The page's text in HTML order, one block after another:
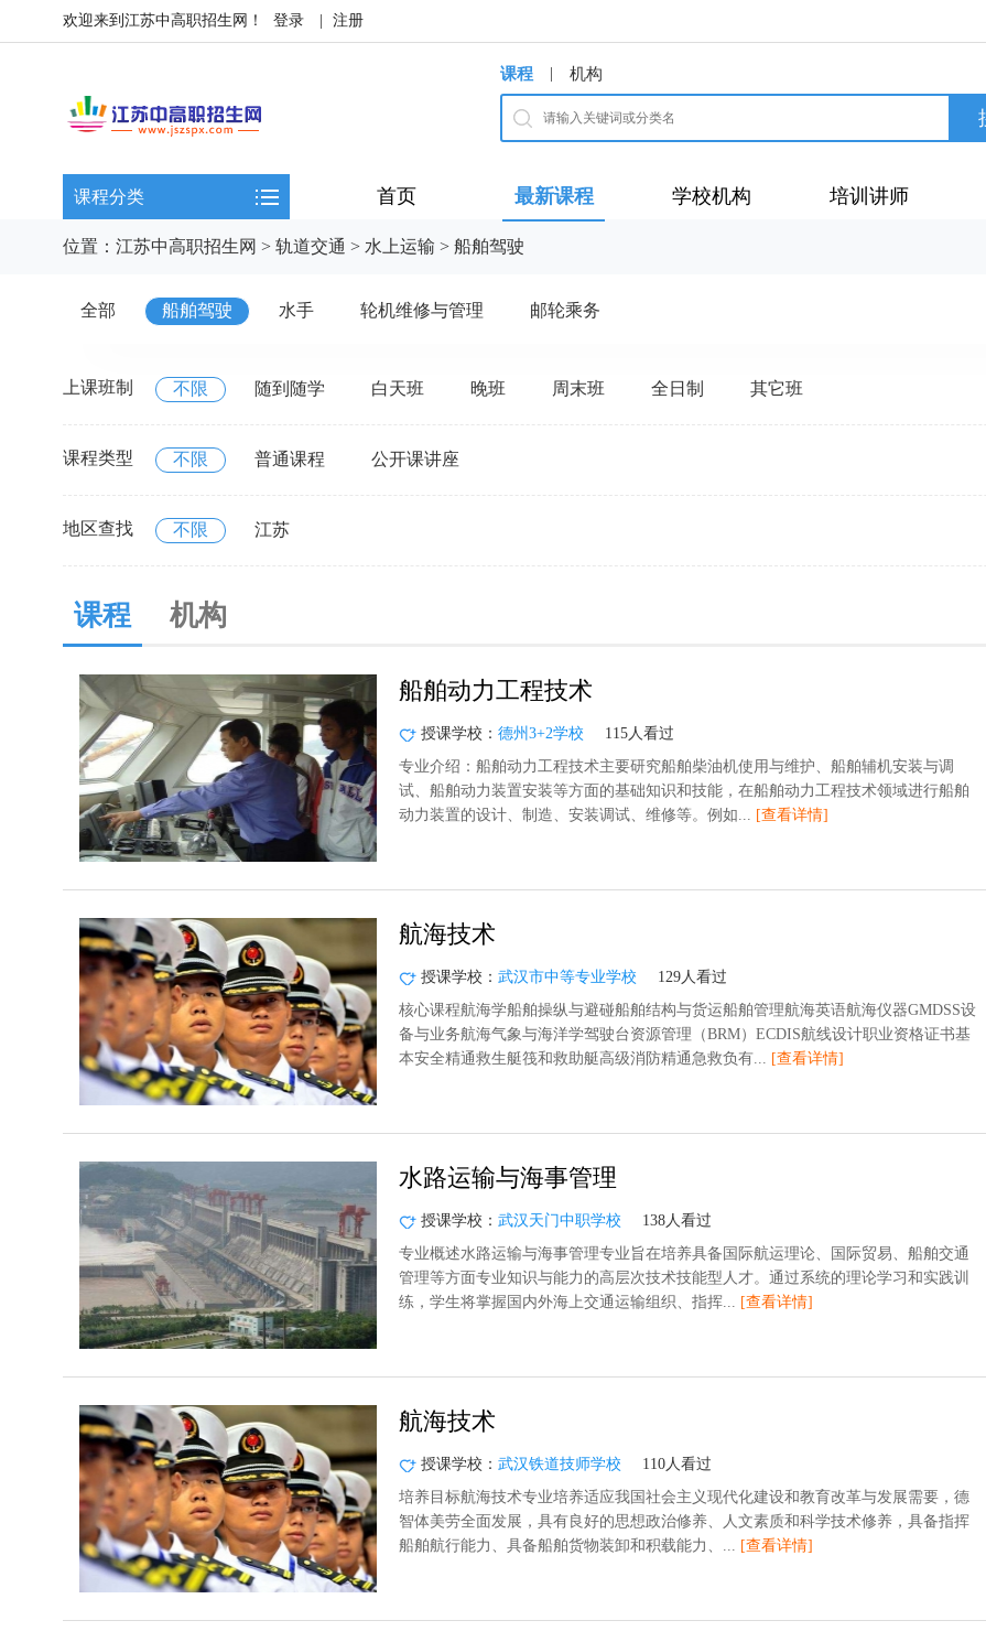
欢迎来到江苏中高职招生网！ 登录 注册
课程 | 机构
课程分类 首页 最新课程 学校机构 培训讲师
位置： 江苏中高职招生网 > 轨道交通 > 水上运输 > 船舶驾驶
全部 船舶驾驶 水手 轮机维修与管理 邮轮乘务
上课班制 不限 随到随学 白天班 晚班 周末班 全日制 其它班
课程类型 不限 普通课程 公开课讲座
地区查找 不限 江苏
课程 机构
船舶动力工程技术
授课学校： 德州3+2学校
115人看过
专业介绍：船舶动力工程技术主要研究船舶柴油机使用与维护、船舶辅机安装与调
试、船舶动力装置安装等方面的基础知识和技能，在船舶动力工程技术领域进行船舶
动力装置的设计、制造、安装调试、维修等。例如... [查看详情]
航海技术
授课学校： 武汉市中等专业学校
129人看过
核心课程航海学船舶操纵与避碰船舶结构与货运船舶管理航海英语航海仪器GMDSS设
备与业务航海气象与海洋学驾驶台资源管理（BRM）ECDIS航线设计职业资格证书基
本安全精通救生艇筏和救助艇高级消防精通急救负有... [查看详情]
水路运输与海事管理
授课学校： 武汉天门中职学校
138人看过
专业概述水路运输与海事管理专业旨在培养具备国际航运理论、国际贸易、船舶交通
管理等方面专业知识与能力的高层次技术技能型人才。通过系统的理论学习和实践训
练，学生将掌握国内外海上交通运输组织、指挥... [查看详情]
航海技术
授课学校： 武汉铁道技师学校
110人看过
培养目标航海技术专业培养适应我国社会主义现代化建设和教育改革与发展需要，德
智体美劳全面发展，具有良好的思想政治修养、人文素质和科学技术修养，具备指挥
船舶航行能力、具备船舶货物装卸和积载能力、... [查看详情]